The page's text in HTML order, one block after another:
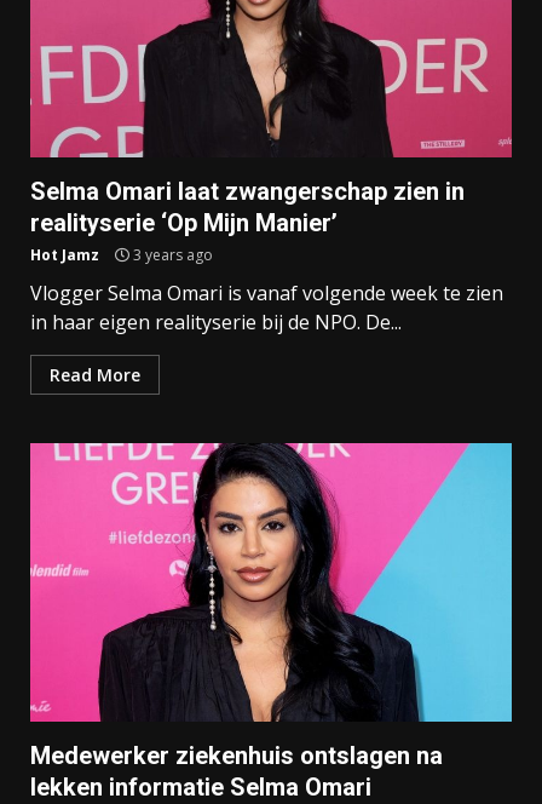
Selma Omari laat zwangerschap zien in
realityserie ‘Op Mijn Manier’
Hot Jamz 3 years ago
Vlogger Selma Omari is vanaf volgende week te zien
in haar eigen realityserie bij de NPO. De...
Read More
Medewerker ziekenhuis ontslagen na
lekken informatie Selma Omari